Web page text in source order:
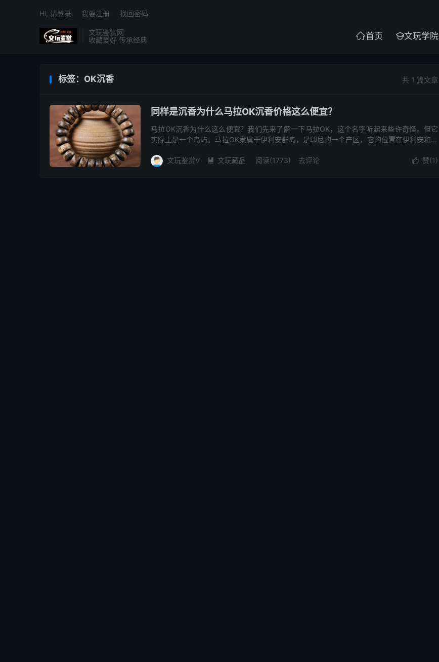
文玩鉴赏网
收藏爱好 传承经典
首页 文玩学院
Hi, 请登录 我要注册 找回密码
共 1 篇文章
标签：OK沉香
同样是沉香为什么马拉OK沉香价格这么便宜？
马拉OK沉香为什么这么便宜？我们先来了解一下马拉OK，这个名字听起来些许奇怪，但它
实际上是一个岛屿。马拉OK隶属于伊利安群岛，是印尼的一个产区，它的位置在伊利安和新
 赞(1)
文玩鉴赏V  文玩藏品 阅读(1773) 去评论